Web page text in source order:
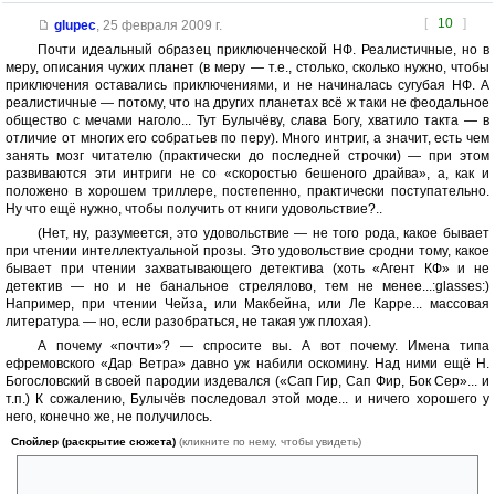
[ 10 ]
glupec, 25 февраля 2009 г.
Почти идеальный образец приключенческой НФ. Реалистичные, но в
меру, описания чужих планет (в меру — т.е., столько, сколько нужно, чтобы
приключения оставались приключениями, и не начиналась сугубая НФ. А
реалистичные — потому, что на других планетах всё ж таки не феодальное
общество с мечами наголо... Тут Булычёву, слава Богу, хватило такта — в
отличие от многих его собратьев по перу). Много интриг, а значит, есть чем
занять мозг читателю (практически до последней строчки) — при этом
развиваются эти интриги не со «скоростью бешеного драйва», а, как и
положено в хорошем триллере, постепенно, практически поступательно.
Ну что ещё нужно, чтобы получить от книги удовольствие?..
(Нет, ну, разумеется, это удовольствие — не того рода, какое бывает
при чтении интеллектуальной прозы. Это удовольствие сродни тому, какое
бывает при чтении захватывающего детектива (хоть «Агент КФ» и не
детектив — но и не банальное стрелялово, тем не менее...:glasses:)
Например, при чтении Чейза, или Макбейна, или Ле Карре... массовая
литература — но, если разобраться, не такая уж плохая).
А почему «почти»? — спросите вы. А вот почему. Имена типа
ефремовского «Дар Ветра» давно уж набили оскомину. Над ними ещё Н.
Богословский в своей пародии издевался («Сап Гир, Сап Фир, Бок Сер»... и
т.п.) К сожалению, Булычёв последовал этой моде... и ничего хорошего у
него, конечно же, не получилось.
Спойлер (раскрытие сюжета) (кликните по нему, чтобы увидеть)